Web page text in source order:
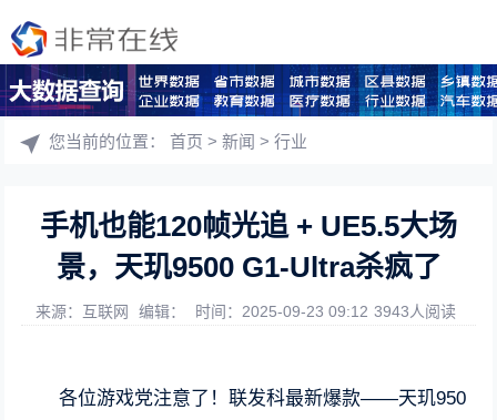
您当前的位置：首页 >新闻 >行业
手机也能120帧光追 + UE5.5大场
景，天玑9500 G1-Ultra杀疯了
来源：互联网 编辑： 时间：2025-09-23 09:12 3943人阅读
各位游戏党注意了！联发科最新爆款——天玑950